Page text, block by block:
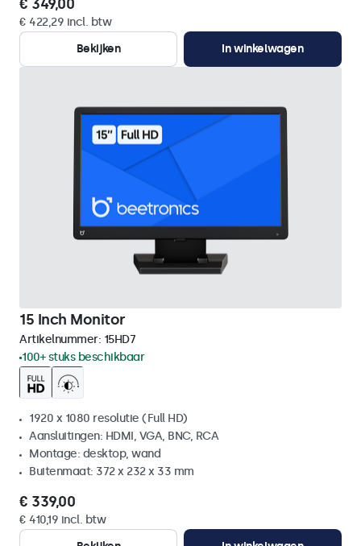
€ 349,00
€ 422,29 incl. btw
Bekijken
In winkelwagen
15 Inch Monitor
Artikelnummer: 15HD7
100+ stuks beschikbaar
1920 x 1080 resolutie (Full HD)
Aansluitingen: HDMI, VGA, BNC, RCA
Montage: desktop, wand
Buitenmaat: 372 x 232 x 33 mm
€ 339,00
€ 410,19 incl. btw